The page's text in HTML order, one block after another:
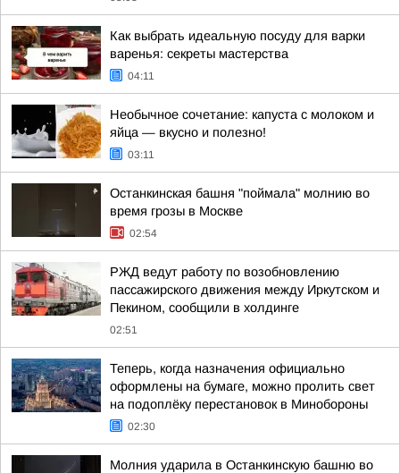
Как выбрать идеальную посуду для варки
варенья: секреты мастерства
04:11
Необычное сочетание: капуста с молоком и
яйца — вкусно и полезно!
03:11
Останкинская башня "поймала" молнию во
время грозы в Москве
02:54
РЖД ведут работу по возобновлению
пассажирского движения между Иркутском и
Пекином, сообщили в холдинге
02:51
Теперь, когда назначения официально
оформлены на бумаге, можно пролить свет
на подоплёку перестановок в Минобороны
02:30
Молния ударила в Останкинскую башню во